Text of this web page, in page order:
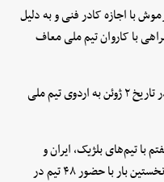
با اجازه کادر فنی و به دلیل
با کاروان تیم ملی معاف
همین منبع تأکید کرده است که این بازیکن در تاریخ ۲ ژوئن به اردوی تیم ملی
۲۰۲۶ در گروه هفتم با تیم‌های بلژیک، ایران و
نیوزیلند هم‌گروه است؛ رقابت‌هایی که برای نخستین بار با حضور ۴۸ تیم در